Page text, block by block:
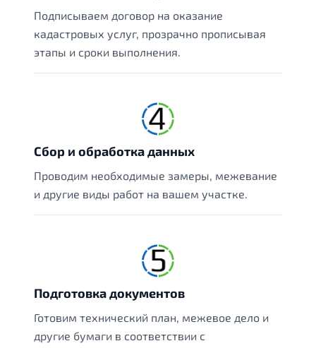
Подписываем договор на оказание
кадастровых услуг, прозрачно прописывая
этапы и сроки выполнения.
Сбор и обработка данных
Проводим необходимые замеры, межевание
и другие виды работ на вашем участке.
Подготовка документов
Готовим технический план, межевое дело и
другие бумаги в соответствии с